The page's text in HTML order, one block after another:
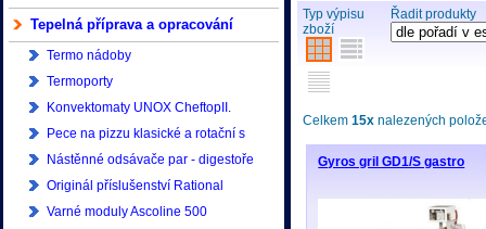
Tepelná příprava a opracování
Termo nádoby
Termoporty
Konvektomaty UNOX CheftopII.
generace
Pece na pizzu klasické a rotační s
příslušenstvím
Nástěnné odsávače par - digestoře
Originál příslušenství Rational
Varné moduly Ascoline 500
Typ výpisu
zboží
Řadit produkty
Celkem15x nalezených
Gyros gril GD1/S gastro